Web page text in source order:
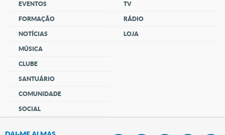
EVENTOS
FORMAÇÃO
NOTÍCIAS
MÚSICA
CLUBE
SANTUÁRIO
COMUNIDADE
SOCIAL
TV
RÁDIO
LOJA